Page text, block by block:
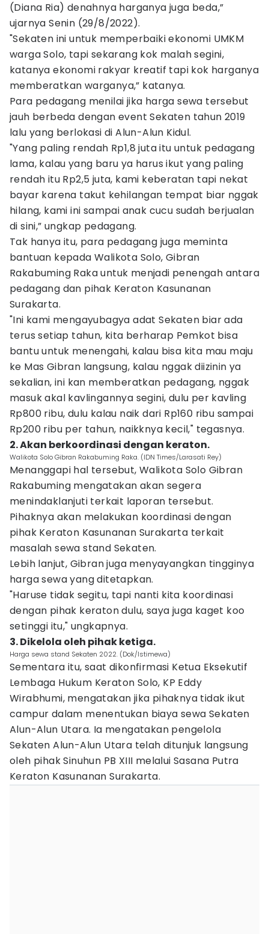
(Diana Ria) denahnya harganya juga beda,”
ujarnya Senin (29/8/2022).
"Sekaten ini untuk memperbaiki ekonomi UMKM
warga Solo, tapi sekarang kok malah segini,
katanya ekonomi rakyar kreatif tapi kok harganya
memberatkan warganya,” katanya.
Para pedagang menilai jika harga sewa tersebut
jauh berbeda dengan event Sekaten tahun 2019
lalu yang berlokasi di Alun-Alun Kidul.
"Yang paling rendah Rp1,8 juta itu untuk pedagang
lama, kalau yang baru ya harus ikut yang paling
rendah itu Rp2,5 juta, kami keberatan tapi nekat
bayar karena takut kehilangan tempat biar nggak
hilang, kami ini sampai anak cucu sudah berjualan
di sini,” ungkap pedagang.
Tak hanya itu, para pedagang juga meminta
bantuan kepada Walikota Solo, Gibran
Rakabuming Raka untuk menjadi penengah antara
pedagang dan pihak Keraton Kasunanan
Surakarta.
"Ini kami mengayubagya adat Sekaten biar ada
terus setiap tahun, kita berharap Pemkot bisa
bantu untuk menengahi, kalau bisa kita mau maju
ke Mas Gibran langsung, kalau nggak diizinin ya
sekalian, ini kan memberatkan pedagang, nggak
masuk akal kavlingannya segini, dulu per kavling
Rp800 ribu, dulu kalau naik dari Rp160 ribu sampai
Rp200 ribu per tahun, naikknya kecil," tegasnya.
2. Akan berkoordinasi dengan keraton.
Walikota Solo Gibran Rakabuming Raka. (IDN Times/Larasati Rey)
Menanggapi hal tersebut, Walikota Solo Gibran
Rakabuming mengatakan akan segera
menindaklanjuti terkait laporan tersebut.
Pihaknya akan melakukan koordinasi dengan
pihak Keraton Kasunanan Surakarta terkait
masalah sewa stand Sekaten.
Lebih lanjut, Gibran juga menyayangkan tingginya
harga sewa yang ditetapkan.
"Haruse tidak segitu, tapi nanti kita koordinasi
dengan pihak keraton dulu, saya juga kaget koo
setinggi itu," ungkapnya.
3. Dikelola oleh pihak ketiga.
Harga sewa stand Sekaten 2022. (Dok/Istimewa)
Sementara itu, saat dikonfirmasi Ketua Eksekutif
Lembaga Hukum Keraton Solo, KP Eddy
Wirabhumi, mengatakan jika pihaknya tidak ikut
campur dalam menentukan biaya sewa Sekaten
Alun-Alun Utara. Ia mengatakan pengelola
Sekaten Alun-Alun Utara telah ditunjuk langsung
oleh pihak Sinuhun PB XIII melalui Sasana Putra
Keraton Kasunanan Surakarta.